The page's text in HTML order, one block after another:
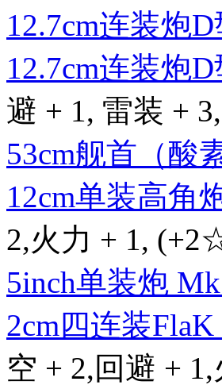
12.7cm连装炮
12.7cm连装炮
避 + 1, 雷装 +
53cm舰首（酸
12cm单装高角
2,火力 + 1,
5inch单装炮
2cm四连装FlaK
空 + 2,回避 +